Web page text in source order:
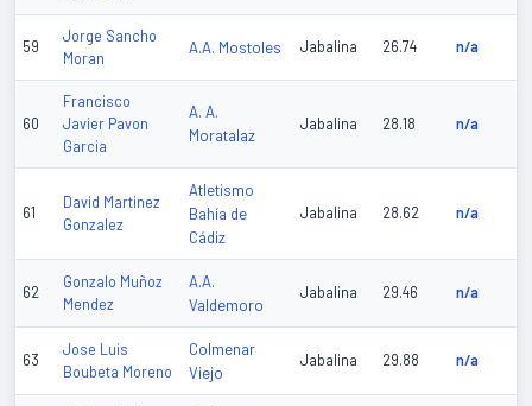
59
Jorge Sancho
Moran
A.A. Mostoles Jabalina 26.74 n/a
60
Francisco
Javier Pavon
Garcia
A. A.
Moratalaz
Jabalina 28.18 n/a
61
David Martinez
Gonzalez
Atletismo
Bahía de
Cádiz
Jabalina 28.62 n/a
62
Gonzalo Muñoz
Mendez
A.A.
Valdemoro
Jabalina 29.46 n/a
63
Jose Luis
Boubeta Moreno
Colmenar
Viejo
Jabalina 29.88 n/a